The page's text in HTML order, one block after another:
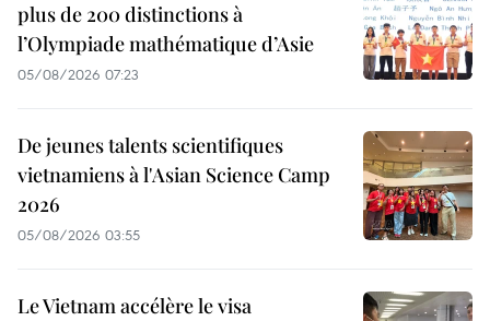
plus de 200 distinctions à
l’Olympiade mathématique d’Asie
05/08/2026 07:23
De jeunes talents scientifiques
vietnamiens à l'Asian Science Camp
2026
05/08/2026 03:55
Le Vietnam accélère le visa